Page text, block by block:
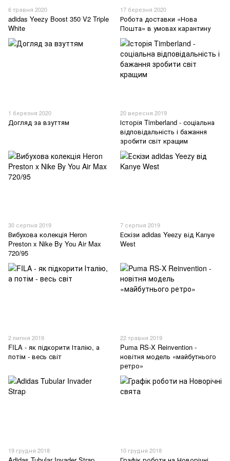
6 травня 2020
adidas Yeezy Boost 350 V2 Triple
White
17 березня 2020
Робота доставки «Нова
Пошта» в умовах карантину
1 березня 2020
Догляд за взуттям
20 вересня 2019
Історія Timberland - соціальна
відповідальність і бажання
зробити світ кращим
30 серпня 2019
Вибухова колекція Heron
Preston x Nike By You Air Max
720/95
7 серпня 2019
Ескізи adidas Yeezy від Kanye
West
2 липня 2019
FILA - як підкорити Італію, а
потім - весь світ
22 травня 2019
Puma RS-X Reinvention -
новітня модель «майбутнього
ретро»
19 грудня 2018 10 грудня 2018